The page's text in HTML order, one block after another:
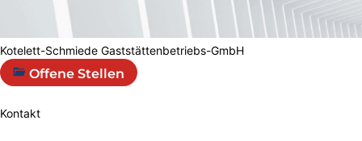
Kotelett-Schmiede Gaststättenbetriebs-GmbH
Offene Stellen
Kontakt